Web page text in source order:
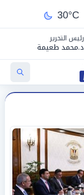
30°C
رئيس التحرير
د.محمد طعيمة